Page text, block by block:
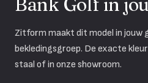
Bank Golf in
Zitform maakt dit model in jouw
bekledingsgroep. De exacte
staal of in onze showroom.